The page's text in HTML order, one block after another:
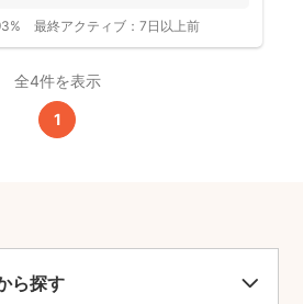
最終アクティブ： 7日以上前
全4件を表示
1
ら探す